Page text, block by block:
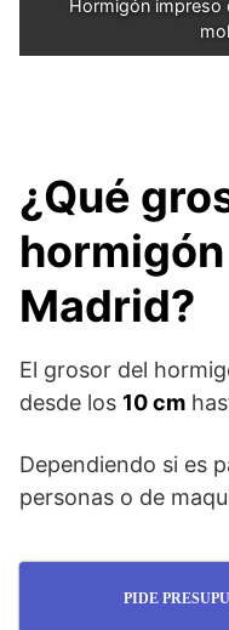
Hormigón impreso
¿Qué
Madrid?
El grosor del
desde los 10 cm
Dependiendo si es
personas o de
PIDE